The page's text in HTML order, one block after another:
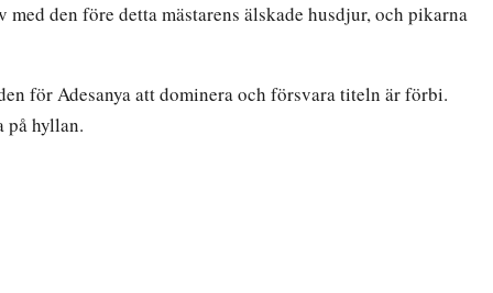
den före detta mästarens älskade husdjur, och pikarna
för Adesanya att dominera och försvara titeln är förbi.
på hyllan.